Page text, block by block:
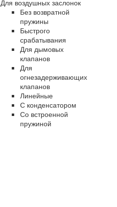
Для воздушных заслонок
Без возвратной
пружины
Быстрого
срабатывания
Для дымовых
клапанов
Для
огнезадерживающих
клапанов
Линейные
С конденсатором
Со встроенной
пружиной